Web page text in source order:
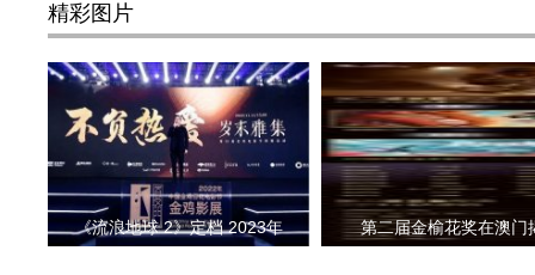
精彩图片
《流浪地球 2》定档 2023年 第二届金榆花奖在澳门